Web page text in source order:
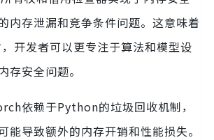
内存泄漏和竞争条件问题。这意味着
开发者可以更专注于算法和模型设
存安全问题。
依赖于Python的垃圾回收机制，
能导致额外的内存开销和性能损失。